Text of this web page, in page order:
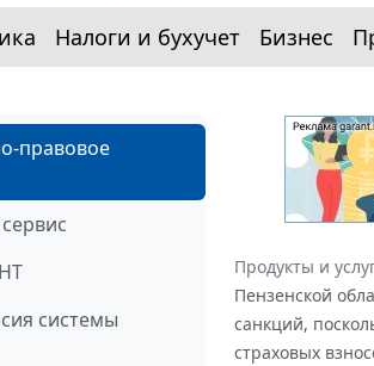
Налоги и бухучет Бизнес
правовое
системы
Продукты и
Пензенской
санкций,
страховых